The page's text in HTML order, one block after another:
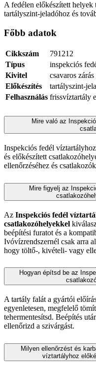
A fedélen előkészített
tartályszint-jeladóhoz és
Főbb adatok
Cikkszám
791212
Típus
inspekciós
Kivitel
csavaros
Előkészítés
tartályszint-
Felhasználás frissvíztartály
Mire való az
Inspekciós fedél
és előkészített
ellenőrzéséhez és
Mire figyelj az
Az Inspekciós fedél
csatlakozóhelyekkel
beépítési furatot és a
Ivóvízrendszernél csak arra
hogy töltő-, kivételi- vagy
Hogyan építsd be az
A tartály falát a gyártói
egyenletesen, megfelelő
tehermentesítsd. Beépítés
ellenőrizd a szivárgást.
Milyen ellenőrzést és
víztartályhoz